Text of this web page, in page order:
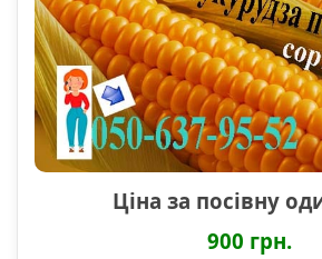
Ціна за посівну
900 грн.